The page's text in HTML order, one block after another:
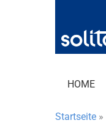
springen
HOME
Startseite »